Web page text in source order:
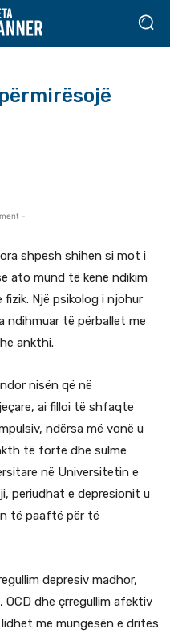
-
shpesh shihen si mot i
ato mund të kenë ndikim
Një psikolog i njohur
ndihmuar të përballet me
ankthi.
nisën që në
ai filloi të shfaqte
ndërsa më vonë u
të fortë dhe sulme
në Universitetin e
periudhat e depresionit u
të paaftë për të
depresiv madhor,
dhe çrregullim afektiv
me mungesën e dritës